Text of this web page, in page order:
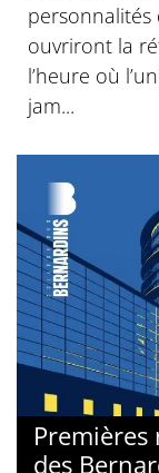
personnalités
ouvriront la
l’heure où
jam...
des